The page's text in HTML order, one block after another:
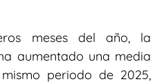
meses del año, la
aumentado una media
periodo de 2025,